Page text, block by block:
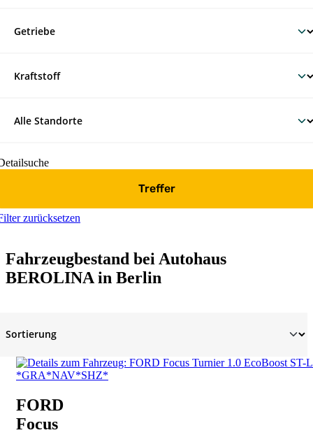
Treffer
zurücksetzen
Fahrzeugbestand bei Autohaus
BEROLINA in Berlin
FORD
Focus